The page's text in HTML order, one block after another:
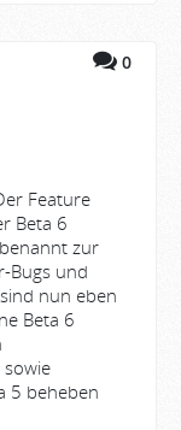
0
Feature
Beta 6
zur
Bugs und
nun eben
Beta 6
5 beheben